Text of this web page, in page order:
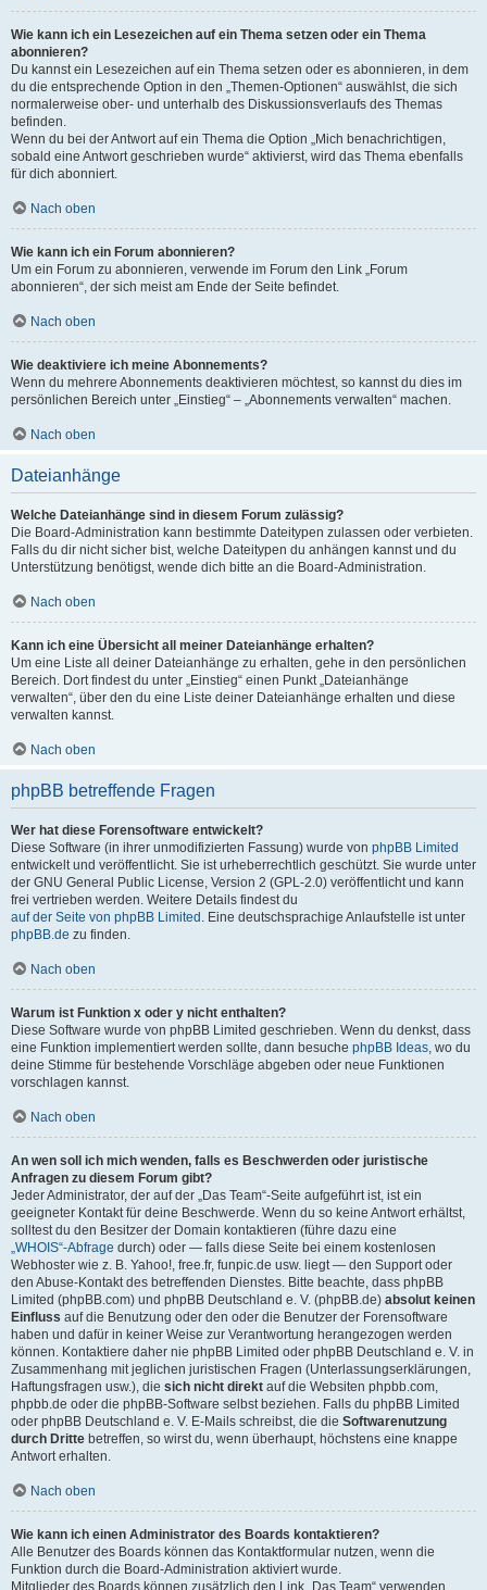
Wie kann ich ein Lesezeichen auf ein Thema setzen oder ein Thema
abonnieren?
Du kannst ein Lesezeichen auf ein Thema setzen oder es abonnieren, in dem
du die entsprechende Option in den „Themen-Optionen“ auswählst, die sich
normalerweise ober- und unterhalb des Diskussionsverlaufs des Themas
befinden.
Wenn du bei der Antwort auf ein Thema die Option „Mich benachrichtigen,
sobald eine Antwort geschrieben wurde“ aktivierst, wird das Thema ebenfalls
für dich abonniert.
Nach oben
Wie kann ich ein Forum abonnieren?
Um ein Forum zu abonnieren, verwende im Forum den Link „Forum
abonnieren“, der sich meist am Ende der Seite befindet.
Nach oben
Wie deaktiviere ich meine Abonnements?
Wenn du mehrere Abonnements deaktivieren möchtest, so kannst du dies im
persönlichen Bereich unter „Einstieg“ – „Abonnements verwalten“ machen.
Nach oben
Dateianhänge
Welche Dateianhänge sind in diesem Forum zulässig?
Die Board-Administration kann bestimmte Dateitypen zulassen oder verbieten.
Falls du dir nicht sicher bist, welche Dateitypen du anhängen kannst und du
Unterstützung benötigst, wende dich bitte an die Board-Administration.
Nach oben
Kann ich eine Übersicht all meiner Dateianhänge erhalten?
Um eine Liste all deiner Dateianhänge zu erhalten, gehe in den persönlichen
Bereich. Dort findest du unter „Einstieg“ einen Punkt „Dateianhänge
verwalten“, über den du eine Liste deiner Dateianhänge erhalten und diese
verwalten kannst.
Nach oben
phpBB betreffende Fragen
Wer hat diese Forensoftware entwickelt?
Diese Software (in ihrer unmodifizierten Fassung) wurde von phpBB Limited
entwickelt und veröffentlicht. Sie ist urheberrechtlich geschützt. Sie wurde unter
der GNU General Public License, Version 2 (GPL-2.0) veröffentlicht und kann
frei vertrieben werden. Weitere Details findest du
auf der Seite von phpBB Limited . Eine deutschsprachige Anlaufstelle ist unter
phpBB.de zu finden.
Nach oben
Warum ist Funktion x oder y nicht enthalten?
Diese Software wurde von phpBB Limited geschrieben. Wenn du denkst, dass
eine Funktion implementiert werden sollte, dann besuche phpBB Ideas, wo du
deine Stimme für bestehende Vorschläge abgeben oder neue Funktionen
vorschlagen kannst.
Nach oben
An wen soll ich mich wenden, falls es Beschwerden oder juristische
Anfragen zu diesem Forum gibt?
Jeder Administrator, der auf der „Das Team“-Seite aufgeführt ist, ist ein
geeigneter Kontakt für deine Beschwerde. Wenn du so keine Antwort erhältst,
solltest du den Besitzer der Domain kontaktieren (führe dazu eine
„WHOIS“-Abfrage durch) oder — falls diese Seite bei einem kostenlosen
Webhoster wie z. B. Yahoo!, free.fr, funpic.de usw. liegt — den Support oder
den Abuse-Kontakt des betreffenden Dienstes. Bitte beachte, dass phpBB
Limited (phpBB.com) und phpBB Deutschland e. V. (phpBB.de) absolut keinen
Einfluss auf die Benutzung oder den oder die Benutzer der Forensoftware
haben und dafür in keiner Weise zur Verantwortung herangezogen werden
können. Kontaktiere daher nie phpBB Limited oder phpBB Deutschland e. V. in
Zusammenhang mit jeglichen juristischen Fragen (Unterlassungserklärungen,
Haftungsfragen usw.), die sich nicht direkt auf die Websiten phpbb.com,
phpbb.de oder die phpBB-Software selbst beziehen. Falls du phpBB Limited
oder phpBB Deutschland e. V. E-Mails schreibst, die die Softwarenutzung
durch Dritte betreffen, so wirst du, wenn überhaupt, höchstens eine knappe
Antwort erhalten.
Nach oben
Wie kann ich einen Administrator des Boards kontaktieren?
Alle Benutzer des Boards können das Kontaktformular nutzen, wenn die
Funktion durch die Board-Administration aktiviert wurde.
Mitglieder des Boards können zusätzlich den Link „Das Team“ verwenden.